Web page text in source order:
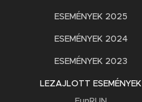
ESEMÉNYEK 2025
ESEMÉNYEK 2024
ESEMÉNYEK 2023
LEZAJLOTT ESEMÉNYEK